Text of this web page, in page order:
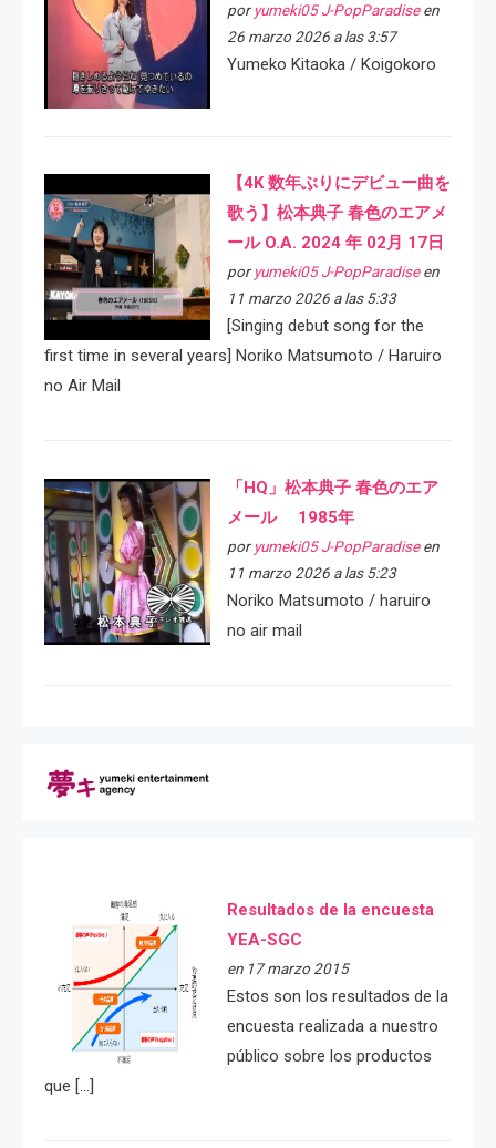
por yumeki05 J-PopParadiseen
26 marzo 2026 a las 3:57
Yumeko Kitaoka / Koigokoro
【4K 数年ぶりにデビュー曲を
歌う】松本典子 春色のエアメ
ール O.A. 2024 年 02月 17日
por yumeki05 J-PopParadiseen
11 marzo 2026 a las 5:33
[Singing debut song for the
first time in several years] Noriko Matsumoto / Haruiro
no Air Mail
「HQ」松本典子 春色のエア
メール 1985年
por yumeki05 J-PopParadiseen
11 marzo 2026 a las 5:23
Noriko Matsumoto / haruiro
no air mail
Resultados de la encuesta
YEA-SGC
en 17 marzo 2015
Estos son los resultados de la
encuesta realizada a nuestro
público sobre los productos
que […]